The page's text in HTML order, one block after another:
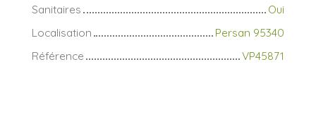
Sanitaires
Oui
Localisation
Persan 95340
Référence
VP45871